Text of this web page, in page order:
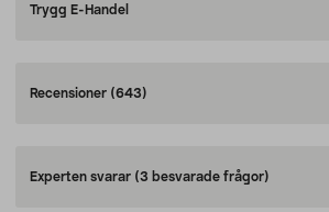
Trygg E-Handel
Recensioner (643)
Experten svarar (3 besvarade frågor)